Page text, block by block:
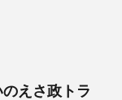
えさ政トラ